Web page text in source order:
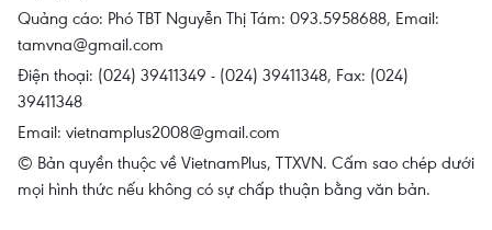
Quảng cáo: Phó TBT Nguyễn Thị Tám: 093.5958688, Email:
tamvna@gmail.com
Điện thoại: (024) 39411349 - (024) 39411348, Fax: (024)
39411348
Email: vietnamplus2008@gmail.com
© Bản quyền thuộc về VietnamPlus, TTXVN. Cấm sao chép dưới
mọi hình thức nếu không có sự chấp thuận bằng văn bản.